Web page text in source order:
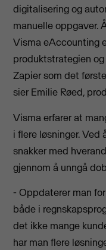
digitalisering og
manuelle oppgaver.
Visma eAccounting
produktstrategien
Zapier som det
sier Emilie Røed,
Visma erfarer at
i flere løsninger. Ved
snakker med
gjennom å unngå
- Oppdaterer man
både i
det ikke mange
har man flere